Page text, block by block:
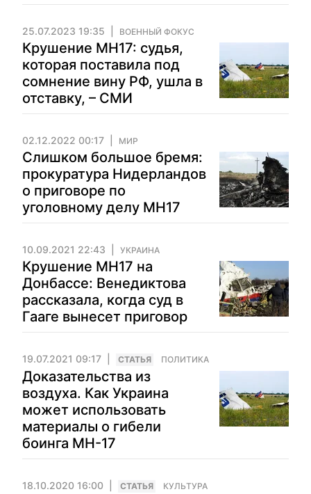
25.07.2023 19:35 ВОЕННЫЙ ФОКУС
Крушение MH17: судья,
которая поставила под
сомнение вину РФ, ушла в
отставку, – СМИ
02.12.2022 00:17 МИР
Слишком большое бремя:
прокуратура Нидерландов
о приговоре по
уголовному делу MH17
10.09.2021 22:43 УКРАИНА
Крушение МН17 на
Донбассе: Венедиктова
рассказала, когда суд в
Гааге вынесет приговор
19.07.2021 09:17 CТАТЬЯ ПОЛИТИКА
Доказательства из
воздуха. Как Украина
может использовать
материалы о гибели
боинга MH-17
18.10.2020 16:00 CТАТЬЯ КУЛЬТУРА